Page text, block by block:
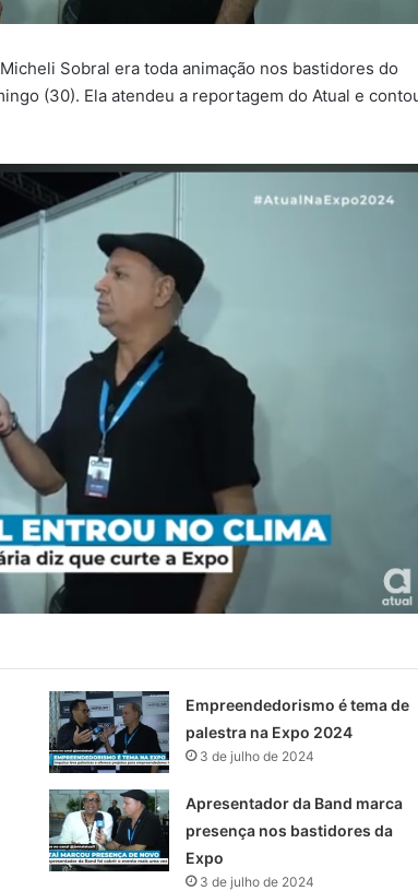
Sobral era toda animação nos bastidores do
(30). Ela atendeu a reportagem do Atual e
Empreendedorismo é tema de
palestra na Expo 2024
3 de julho de 2024
Apresentador da Band marca
presença nos bastidores da
Expo
3 de julho de 2024